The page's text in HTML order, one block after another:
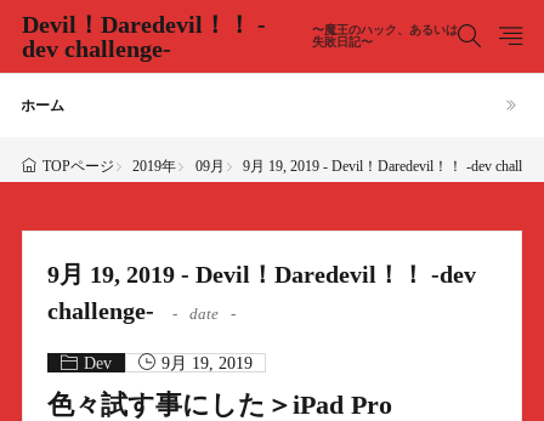
Devil！Daredevil！！ -
dev challenge-
〜魔王のハック、あるいは
失敗日記〜
ホーム
TOPページ 2019年 09月 9月 19, 2019 - Devil！Daredevil！！ -dev
9月 19, 2019 - Devil！Daredevil！！ -dev
challenge-
date
Dev 9月 19, 2019
色々試す事にした＞iPad Pro